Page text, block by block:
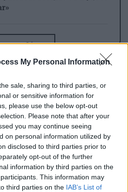
My Personal Information
sale, sharing to third parties, or
or sensitive information for
please use the below opt-out
Please note that after your
you may continue seeing
on personal information utilized by
disclosed to third parties prior to
opt-out of the further
information by third parties on the
This information may
third parties on the IAB’s List of
χωρίς στάλα καυσίμου!
- Πότε πρέπει να
22:11
δίκτυο διακίνησης
στη Μεσόγειο –
κέρδη
οι ειδήσεις